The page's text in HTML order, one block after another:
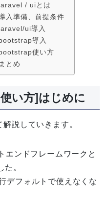
/ uiとは
入準備、前提条件
ui導入
導入
使い方
とめ
い方]はじめに
説していきます。
エンドフレームワークと
。
デフォルトで使えなくな